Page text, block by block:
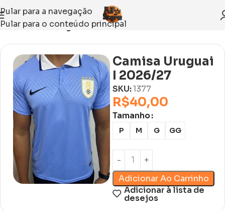
Pular para a navegação
Pular para o conteúdo principal
Início Sem categoria
Camisa Uruguai
I 2026/27
SKU:1377
R$40,00
Tamanho
P M G GG
Adicionar Ao Carrinho
Adicionar à lista de
desejos